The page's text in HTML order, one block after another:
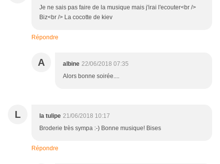
Je ne sais pas faire de la musique mais j'irai l'ecouter<br />
Biz<br /> La cocotte de kiev
Répondre
A albine 22/06/2018 07:35
Alors bonne soirée....
L la tulipe 21/06/2018 10:17
Broderie très sympa :-) Bonne musique! Bises
Répondre